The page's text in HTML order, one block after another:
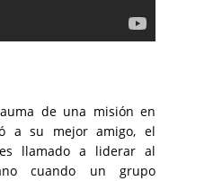
de una misión en
a su mejor amigo, el
llamado a liderar al
cuando un grupo